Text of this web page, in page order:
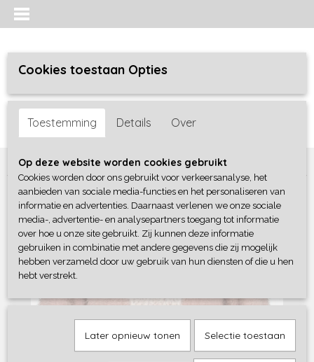
Inloggen Registreren
Home >Meisjes>Truien / sweaters / vesten>Blue Seven
Cookies toestaan Opties
Toestemming Details Over
Op deze website worden cookies gebruikt
Cookies worden door ons gebruikt voor verkeersanalyse, het
aanbieden van sociale media-functies en het personaliseren van
informatie en advertenties. Daarnaast verlenen we onze sociale
media-, advertentie- en analysepartners toegang tot informatie
over hoe u onze site gebruikt. Zij kunnen deze informatie
gebruiken in combinatie met andere gegevens die zij mogelijk
hebben verzameld door uw gebruik van hun diensten of die u hen
hebt verstrekt.
Later opnieuw tonen Selectie toestaan